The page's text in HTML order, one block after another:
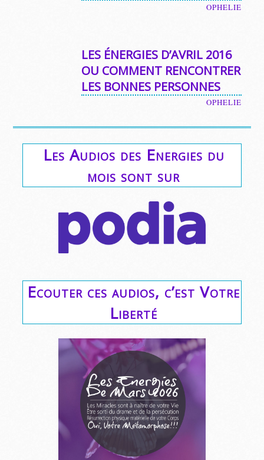
OPHELIE
LES ÉNERGIES D’AVRIL 2016
OU COMMENT RENCONTRER
LES BONNES PERSONNES
OPHELIE
Les Audios des Energies du
mois sont sur
Ecouter ces audios, c’est Votre
Liberté